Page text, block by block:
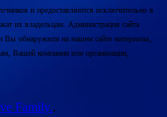
и предоставляются исключительно в
их владельцам. Администрация сайта
Вы обнаружили на нашем сайте материалы,
Вашей компании или организации,
Family..